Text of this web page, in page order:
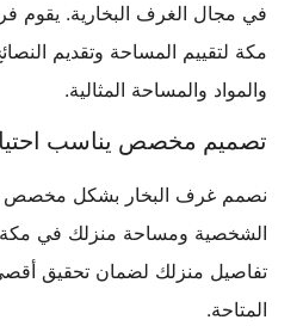
في مجال الغرف البخارية. يقوم
مكة لتقييم المساحة وتقديم
والمواد والمساحة المثالية.
تصميم مخصص يناسب
نصمم غرف البخار بشكل مخصص
الشخصية ومساحة منزلك في مكة.
تفاصيل منزلك لضمان تحقيق
المتاحة.